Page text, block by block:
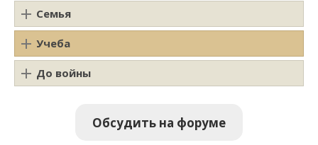
Семья
Учеба
До войны
Обсудить на форуме